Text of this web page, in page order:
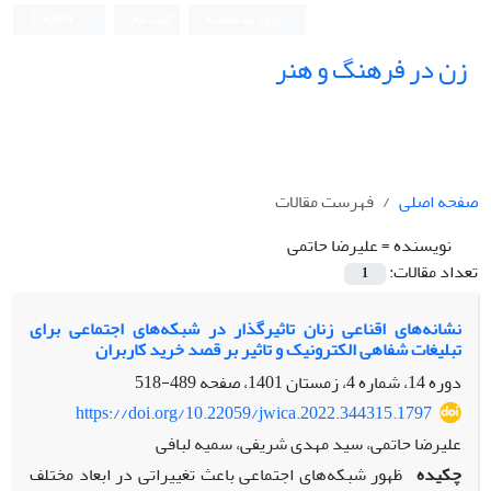
زن در فرهنگ و هنر
صفحه اصلی
فهرست مقالات
نویسنده =علیرضا حاتمی
تعداد مقالات:
1
نشانه‌های اقناعی زنان تاثیرگذار در شبکه‌های اجتماعی برای
تبلیغات شفاهی الکترونیک و تاثیر بر قصد خرید کاربران
دوره 14، شماره 4، زمستان 1401، صفحه
489-518
https://doi.org/10.22059/jwica.2022.344315.1797
علیرضا حاتمی، سید مهدی شریفی، سمیه لبافی
چکیده ظهور شبکه‌های اجتماعی باعث تغییراتی در ابعاد مختلف